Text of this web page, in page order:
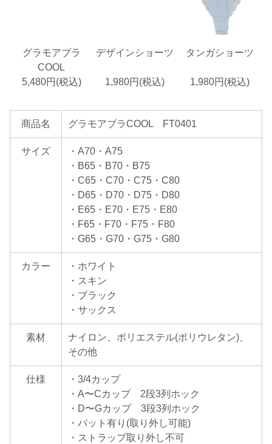
グラモアブラ
COOL
デザインショーツ タンガショーツ
5,480円(税込) 1,980円(税込) 1,980円(税込)
商品名 グラモアブラCOOL FT0401
サイズ
・A70・A75
・B65・B70・B75
・C65・C70・C75・C80
・D65・D70・D75・D80
・E65・E70・E75・E80
・F65・F70・F75・F80
・G65・G70・G75・G80
カラー
・ホワイト
・スキン
・ブラック
・サックス
素材
ナイロン、ポリエステル(ポリウレタン)、
その他
仕様
・3/4カップ
・A〜Cカップ 2段3列ホック
・D〜Gカップ 3段3列ホック
・パット有り(取り外し可能)
・ストラップ取り外し不可